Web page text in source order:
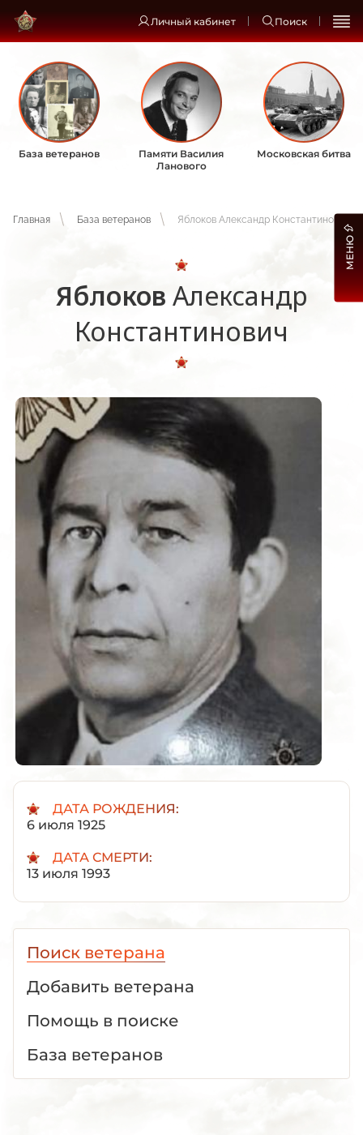
Личный кабинет Поиск
База ветеранов
Памяти Василия
Ланового
Московская битва
Главная База ветеранов Яблоков Александр Константинович
Яблоков Александр
Константинович
ДАТА РОЖДЕНИЯ:
6 июля 1925
ДАТА СМЕРТИ:
13 июля 1993
Поиск ветерана
Добавить ветерана
Помощь в поиске
База ветеранов
МЕНЮ